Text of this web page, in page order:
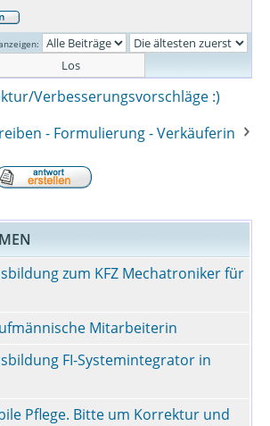
Verbesserungsvorschläge :)
- Formulierung - Verkäuferin
zum KFZ Mechatroniker für
Mitarbeiterin
FI-Systemintegrator in
Pflege. Bitte um Korrektur und